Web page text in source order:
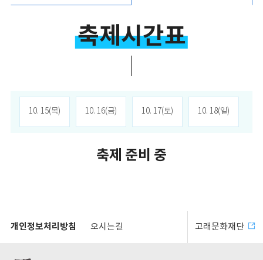
축제시간표
10. 15(목) 10. 16(금) 10. 17(토) 10. 18(일)
축제 준비 중
개인정보처리방침 오시는길 고래문화재단